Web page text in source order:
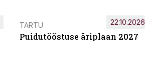
TARTU
Puidutööstuse äriplaan 2027
22.10.2026